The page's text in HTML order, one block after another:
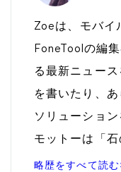
Zoeは、モバイ
FoneToolの編
る最新ニュー
を書いたり、
ソリューショ
モットーは「石
略歴をすべて読